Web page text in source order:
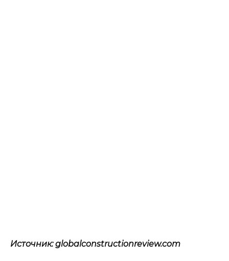
Источник: globalconstructionreview.com